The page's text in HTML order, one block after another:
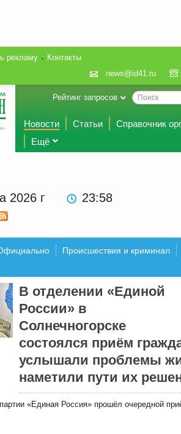
рекламу
Контакты
news@id41.ru
Рейтинг запросов
Новости Статьи
Справочник
Ещё
2026 г 23:58
Происшествия и криминал
В отделении «Единой
России» в
Солнечногорске
состоялся приём
услышали проблемы
наметили пути их
«Единая Россия» прошёл очередной